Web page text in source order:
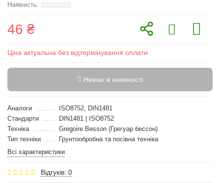
46 ₴
Ціна актуальна без відтермінування оплати
Немає в наявності
Аналоги
ISO8752, DIN1481
Стандарти
DIN1481 | ISO8752
Техніка
Gregoire Besson (Грегуар бессон)
Тип техніки
Грунтообробна та посівна техніка
Всі характеристики
Відгуків: 0